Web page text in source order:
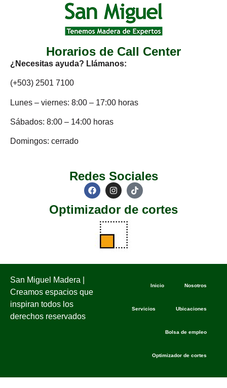
Horarios de Call Center
¿Necesitas ayuda? Llámanos:
(+503) 2501 7100
Lunes – viernes: 8:00 – 17:00 horas
Sábados: 8:00 – 14:00 horas
Domingos: cerrado
Redes Sociales
Optimizador de cortes
San Miguel Madera |
Creamos espacios que
inspiran todos los
derechos reservados
Inicio Nosotros
Servicios Ubicaciones
Bolsa de empleo
Optimizador de cortes